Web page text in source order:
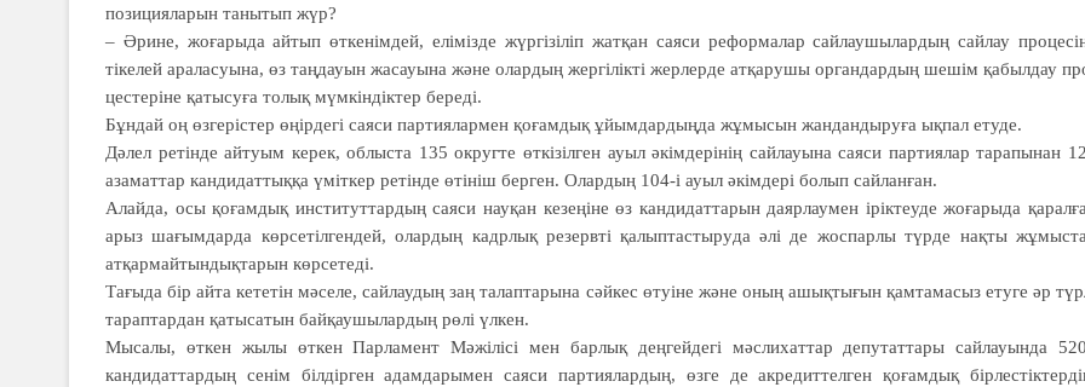
позицияларын танытып жүр?
– Әрине, жоғарыда айтып өткенімдей, елімізде жүргізіліп жат­қан саяси реформалар сай­лаушылардың сайлау
тікелей араласуына, өз таңдауын жасауына және олардың жер­гі­лікті жерлерде атқарушы ор­ган­дардың шешім қабылдау
цестеріне қатысуға толық мүм­кіндіктер береді.
Бұндай оң өзгерістер өңірдегі саяси партиялармен қоғамдық ұйымдардыңда жұмысын жан­дандыруға ықпал етуде.
Дәлел ретінде айтуым керек, облыста 135 округте өткізілген ауыл әкімдерінің сайлауына саяси партиялар тарапынан
азаматтар кандидаттыққа үміткер ретінде өтініш берген. Олардың 104-і ауыл әкімдері болып сайланған.
Алайда, осы қоғамдық инс­ти­­тут­тардың саяси науқан ке­зеңіне өз кандидаттарын даяр­лаумен іріктеуде жоға­рыда
арыз шағым­дар­да көрсетілгендей, олар­дың кадрлық резервті қа­лып­тас­тыруда әлі де жоспарлы түр­де нақты
атқар­майтындықтарын көрсетеді.
Тағыда бір айта кететін мәселе, сай­лаудың заң талап­та­рына сәйкес өтуіне және оның ашықтығын қамтамасыз етуге әр
тараптардан қатысатын байқаушылардың рөлі үлкен.
Мысалы, өткен жылы өт­кен Пар­ламент Мәжілісі мен барлық деңгейдегі мәслихаттар депутаттары сайлауында
кандидаттардың сенім біл­дірген адамдарымен сая­си партиялардың, өзге де акре­диттелген қоғамдық